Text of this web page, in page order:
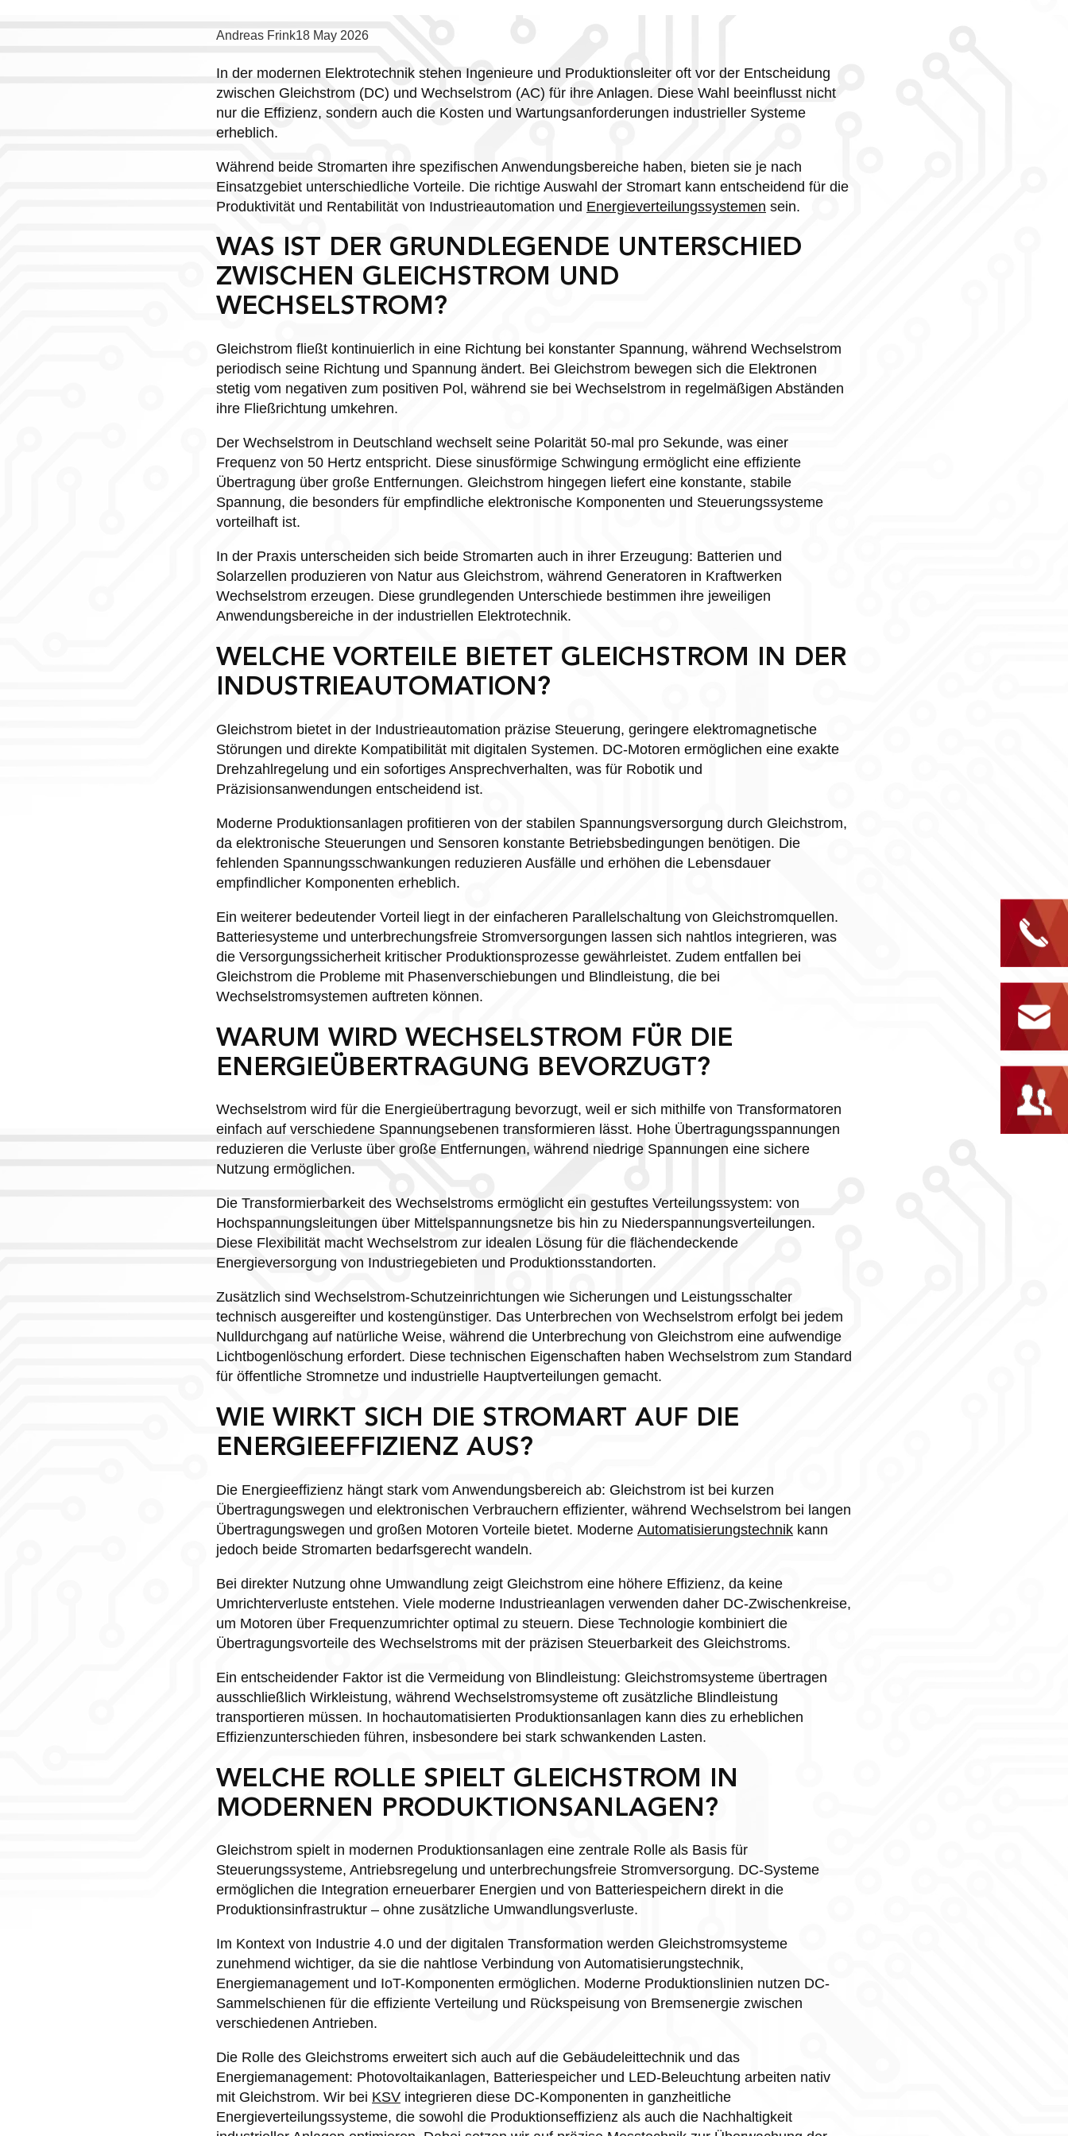
Posted
Andreas Frink18 May 2026
In der modernen Elektrotechnik stehen Ingenieure und Produktionsleiter oft vor der Entscheidung
zwischen Gleichstrom (DC) und Wechselstrom (AC) für ihre Anlagen. Diese Wahl beeinflusst nicht
nur die Effizienz, sondern auch die Kosten und Wartungsanforderungen industrieller Systeme
erheblich.
Während beide Stromarten ihre spezifischen Anwendungsbereiche haben, bieten sie je nach
Einsatzgebiet unterschiedliche Vorteile. Die richtige Auswahl der Stromart kann entscheidend für die
Produktivität und Rentabilität von Industrieautomation und Energieverteilungssystemen sein.
WAS IST DER GRUNDLEGENDE UNTERSCHIED
ZWISCHEN GLEICHSTROM UND
WECHSELSTROM?
Gleichstrom fließt kontinuierlich in eine Richtung bei konstanter Spannung, während Wechselstrom
periodisch seine Richtung und Spannung ändert. Bei Gleichstrom bewegen sich die Elektronen
stetig vom negativen zum positiven Pol, während sie bei Wechselstrom in regelmäßigen Abständen
ihre Fließrichtung umkehren.
Der Wechselstrom in Deutschland wechselt seine Polarität 50-mal pro Sekunde, was einer
Frequenz von 50 Hertz entspricht. Diese sinusförmige Schwingung ermöglicht eine effiziente
Übertragung über große Entfernungen. Gleichstrom hingegen liefert eine konstante, stabile
Spannung, die besonders für empfindliche elektronische Komponenten und Steuerungssysteme
vorteilhaft ist.
In der Praxis unterscheiden sich beide Stromarten auch in ihrer Erzeugung: Batterien und
Solarzellen produzieren von Natur aus Gleichstrom, während Generatoren in Kraftwerken
Wechselstrom erzeugen. Diese grundlegenden Unterschiede bestimmen ihre jeweiligen
Anwendungsbereiche in der industriellen Elektrotechnik.
WELCHE VORTEILE BIETET GLEICHSTROM IN DER
INDUSTRIEAUTOMATION?
Gleichstrom bietet in der Industrieautomation präzise Steuerung, geringere elektromagnetische
Störungen und direkte Kompatibilität mit digitalen Systemen. DC-Motoren ermöglichen eine exakte
Drehzahlregelung und ein sofortiges Ansprechverhalten, was für Robotik und
Präzisionsanwendungen entscheidend ist.
Moderne Produktionsanlagen profitieren von der stabilen Spannungsversorgung durch Gleichstrom,
da elektronische Steuerungen und Sensoren konstante Betriebsbedingungen benötigen. Die
fehlenden Spannungsschwankungen reduzieren Ausfälle und erhöhen die Lebensdauer
empfindlicher Komponenten erheblich.
Ein weiterer bedeutender Vorteil liegt in der einfacheren Parallelschaltung von Gleichstromquellen.
Batteriesysteme und unterbrechungsfreie Stromversorgungen lassen sich nahtlos integrieren, was
die Versorgungssicherheit kritischer Produktionsprozesse gewährleistet. Zudem entfallen bei
Gleichstrom die Probleme mit Phasenverschiebungen und Blindleistung, die bei
Wechselstromsystemen auftreten können.
WARUM WIRD WECHSELSTROM FÜR DIE
ENERGIEÜBERTRAGUNG BEVORZUGT?
Wechselstrom wird für die Energieübertragung bevorzugt, weil er sich mithilfe von Transformatoren
einfach auf verschiedene Spannungsebenen transformieren lässt. Hohe Übertragungsspannungen
reduzieren die Verluste über große Entfernungen, während niedrige Spannungen eine sichere
Nutzung ermöglichen.
Die Transformierbarkeit des Wechselstroms ermöglicht ein gestuftes Verteilungssystem: von
Hochspannungsleitungen über Mittelspannungsnetze bis hin zu Niederspannungsverteilungen.
Diese Flexibilität macht Wechselstrom zur idealen Lösung für die flächendeckende
Energieversorgung von Industriegebieten und Produktionsstandorten.
Zusätzlich sind Wechselstrom-Schutzeinrichtungen wie Sicherungen und Leistungsschalter
technisch ausgereifter und kostengünstiger. Das Unterbrechen von Wechselstrom erfolgt bei jedem
Nulldurchgang auf natürliche Weise, während die Unterbrechung von Gleichstrom eine aufwendige
Lichtbogenlöschung erfordert. Diese technischen Eigenschaften haben Wechselstrom zum Standard
für öffentliche Stromnetze und industrielle Hauptverteilungen gemacht.
WIE WIRKT SICH DIE STROMART AUF DIE
ENERGIEEFFIZIENZ AUS?
Die Energieeffizienz hängt stark vom Anwendungsbereich ab: Gleichstrom ist bei kurzen
Übertragungswegen und elektronischen Verbrauchern effizienter, während Wechselstrom bei langen
Übertragungswegen und großen Motoren Vorteile bietet. Moderne Automatisierungstechnik kann
jedoch beide Stromarten bedarfsgerecht wandeln.
Bei direkter Nutzung ohne Umwandlung zeigt Gleichstrom eine höhere Effizienz, da keine
Umrichterverluste entstehen. Viele moderne Industrieanlagen verwenden daher DC-Zwischenkreise,
um Motoren über Frequenzumrichter optimal zu steuern. Diese Technologie kombiniert die
Übertragungsvorteile des Wechselstroms mit der präzisen Steuerbarkeit des Gleichstroms.
Ein entscheidender Faktor ist die Vermeidung von Blindleistung: Gleichstromsysteme übertragen
ausschließlich Wirkleistung, während Wechselstromsysteme oft zusätzliche Blindleistung
transportieren müssen. In hochautomatisierten Produktionsanlagen kann dies zu erheblichen
Effizienzunterschieden führen, insbesondere bei stark schwankenden Lasten.
WELCHE ROLLE SPIELT GLEICHSTROM IN
MODERNEN PRODUKTIONSANLAGEN?
Gleichstrom spielt in modernen Produktionsanlagen eine zentrale Rolle als Basis für
Steuerungssysteme, Antriebsregelung und unterbrechungsfreie Stromversorgung. DC-Systeme
ermöglichen die Integration erneuerbarer Energien und von Batteriespeichern direkt in die
Produktionsinfrastruktur – ohne zusätzliche Umwandlungsverluste.
Im Kontext von Industrie 4.0 und der digitalen Transformation werden Gleichstromsysteme
zunehmend wichtiger, da sie die nahtlose Verbindung von Automatisierungstechnik,
Energiemanagement und IoT-Komponenten ermöglichen. Moderne Produktionslinien nutzen DC-
Sammelschienen für die effiziente Verteilung und Rückspeisung von Bremsenergie zwischen
verschiedenen Antrieben.
Die Rolle des Gleichstroms erweitert sich auch auf die Gebäudeleittechnik und das
Energiemanagement: Photovoltaikanlagen, Batteriespeicher und LED-Beleuchtung arbeiten nativ
mit Gleichstrom. Wir bei KSV integrieren diese DC-Komponenten in ganzheitliche
Energieverteilungssysteme, die sowohl die Produktionseffizienz als auch die Nachhaltigkeit